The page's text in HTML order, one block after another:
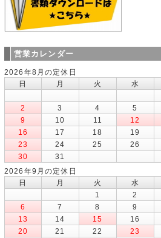
営業カレンダー
2026年8月の定休日
日
月 火 水
2
3 4 5
9
10 11 12
16
17 18 19
23
24 25 26
30
31
2026年9月の定休日
日
月 火 水
1
2
6
7 8 9
13
14 15 16
20
21 22 23